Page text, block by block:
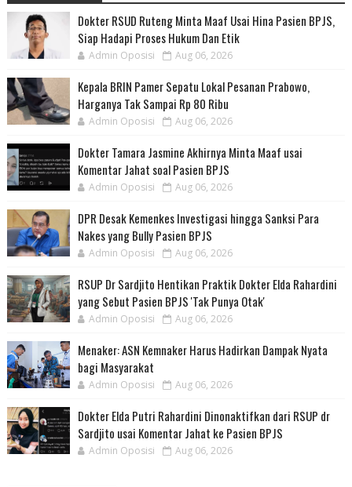
Dokter RSUD Ruteng Minta Maaf Usai Hina Pasien BPJS,
Siap Hadapi Proses Hukum Dan Etik
Admin Oposisi Aug 06, 2026
Kepala BRIN Pamer Sepatu Lokal Pesanan Prabowo,
Harganya Tak Sampai Rp 80 Ribu
Admin Oposisi Aug 06, 2026
Dokter Tamara Jasmine Akhirnya Minta Maaf usai
Komentar Jahat soal Pasien BPJS
Admin Oposisi Aug 06, 2026
DPR Desak Kemenkes Investigasi hingga Sanksi Para
Nakes yang Bully Pasien BPJS
Admin Oposisi Aug 06, 2026
RSUP Dr Sardjito Hentikan Praktik Dokter Elda Rahardini
yang Sebut Pasien BPJS 'Tak Punya Otak'
Admin Oposisi Aug 06, 2026
Menaker: ASN Kemnaker Harus Hadirkan Dampak Nyata
bagi Masyarakat
Admin Oposisi Aug 06, 2026
Dokter Elda Putri Rahardini Dinonaktifkan dari RSUP dr
Sardjito usai Komentar Jahat ke Pasien BPJS
Admin Oposisi Aug 06, 2026